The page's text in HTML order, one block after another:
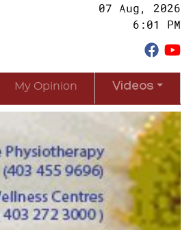
07 Aug, 2026
6:01 PM
My Opinion Videos